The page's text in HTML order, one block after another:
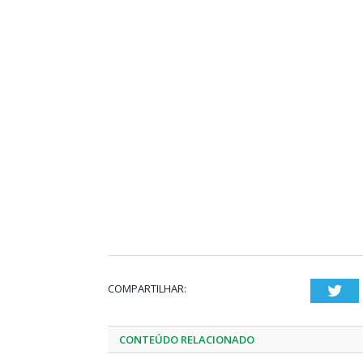
COMPARTILHAR:
CONTEÚDO RELACIONADO